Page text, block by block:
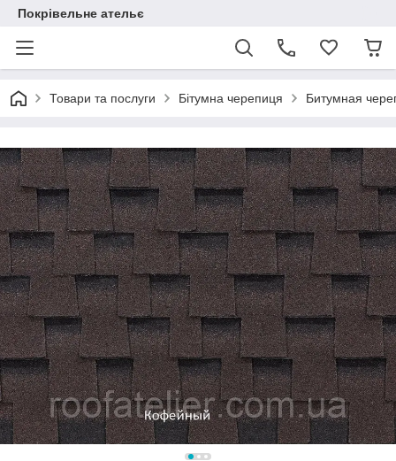
Покрівельне ательє
Товари та послуги Бітумна черепиця Битумная